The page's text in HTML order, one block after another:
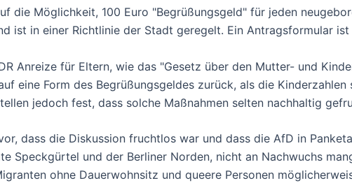
die Möglichkeit, 100 Euro "Begrüßungsgeld" für jeden
ist in einer Richtlinie der Stadt geregelt. Ein Antragsformular
Anreize für Eltern, wie das "Gesetz über den Mutter- und
eine Form des Begrüßungsgeldes zurück, als die
jedoch fest, dass solche Maßnahmen selten nachhaltig
dass die Diskussion fruchtlos war und dass die AfD in
Speckgürtel und der Berliner Norden, nicht an Nachwuchs
ohne Dauerwohnsitz und queere Personen